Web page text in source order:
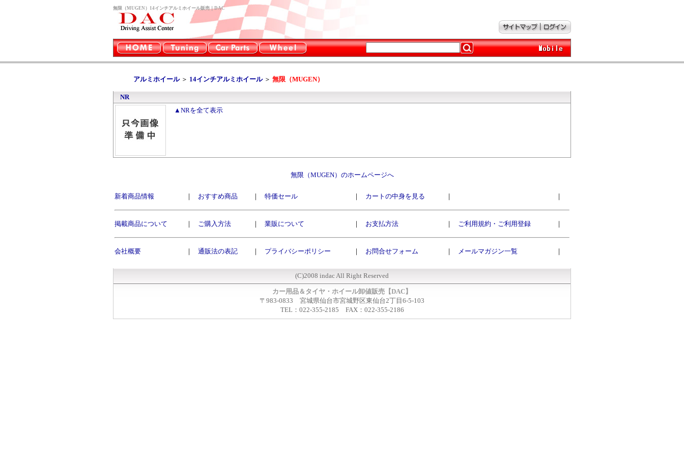
無限（MUGEN）14インチアルミホイール販売｜DAC
アルミホイール＞ 14インチアルミホイール＞ 無限（MUGEN）
NR
▲NRを全て表示
無限（MUGEN）のホームページへ
新着商品情報 ｜ おすすめ商品 ｜ 特価セール ｜ カートの中身を見る ｜ ｜
掲載商品について ｜ ご購入方法 ｜ 業販について ｜ お支払方法 ｜ ご利用規約・ご利用登録 ｜
会社概要 ｜ 通販法の表記 ｜ プライバシーポリシー ｜ お問合せフォーム ｜ メールマガジン一覧 ｜
(C)2008 indac All Right Reserved
カー用品＆タイヤ・ホイール卸値販売【DAC】
〒983-0833 宮城県仙台市宮城野区東仙台2丁目6-5-103
TEL：022-355-2185 FAX：022-355-2186